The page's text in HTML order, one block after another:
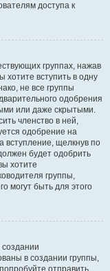
доступа к
группах, нажав
хотите вступить в одну
не все группы
одобрения
или даже скрытыми.
членство в ней,
одобрение на
вступление, щелкнув по
будет одобрить
хотите
группы,
могут быть для этого
в создании группы,
отправить